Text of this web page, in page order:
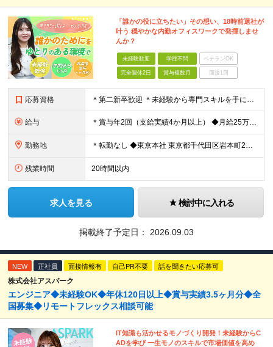
「誰かの役に立ちたい」その想い、18時前退社が
叶う 穏やかな内勤オフィスワークで発揮しませ
んか？
未経験歓迎 学歴不問 ベテランOK
完全週休2日 賞与複数月 面接1回
応募資格 ＊第二新卒歓迎 ＊未経験から専門スキルを手に！ ◆基本的なPCスキル （WordやExcelでの文字入力、データ編集が可能な程度を想定しています） ◆学歴不問 ★求める人物像： ・「誰かのサポート
給与 ＊賞与年2回（支給実績4か月以上） ◆月給25万円以上（各種手当含む＋残業代＋賞与年2回 ※残業代は全額支給 ※試用期間3か月あり（試用期間中の一部手当の支給なし/給与差異なし） 【固定残業代につ
勤務地 ＊転勤なし ◆東京本社 東京都千代⽥区岩本町2丁⽬8番12号 NKビル9F ※(変更の範囲)変更なし
残業時間 20時間以内
求人を見る 検討中に入れる
掲載終了予定日： 2026.09.03
NEW 正社員 面接情報有 自己PR不要 話を聞きたい応募可
株式会社アスパーク
エンジニア◆未経験OK◆年休120日以上◆賞与実績3.5ヶ月分◆全
国募集◆リモートフレックス相談可能
IT知識も活かせるモノづくり開発！未経験からC
ADを学び 一生モノのスキルで市場価値を高め